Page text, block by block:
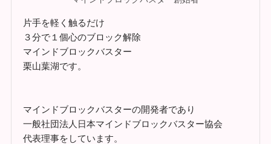
片手を軽く触るだけ
３分で１個心のブロック解除
マインドブロックバスター
栗山葉湖です。
マインドブロックバスターの開発者であり
一般社団法人日本マインドブロックバスター協会
代表理事をしています。